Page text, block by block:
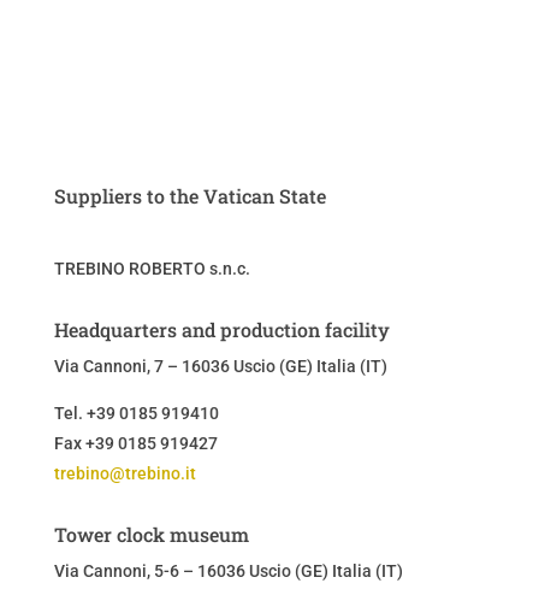
Suppliers to the Vatican State
TREBINO ROBERTO s.n.c.
Headquarters and production facility
Via Cannoni, 7 – 16036 Uscio (GE) Italia (IT)
Tel. +39 0185 919410
Fax +39 0185 919427
trebino@trebino.it
Tower clock museum
Via Cannoni, 5-6 – 16036 Uscio (GE) Italia (IT)